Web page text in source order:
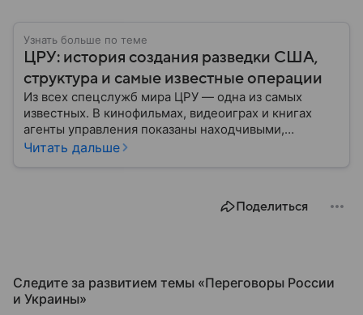
Узнать больше по теме
ЦРУ: история создания разведки США,
структура и самые известные операции
Из всех спецслужб мира ЦРУ — одна из самых
известных. В кинофильмах, видеоиграх и книгах
агенты управления показаны находчивыми,
смелыми и принципиальными людьми, для которых
Читать дальше
Поделиться
Следите за развитием темы «Переговоры России
и Украины⁠»